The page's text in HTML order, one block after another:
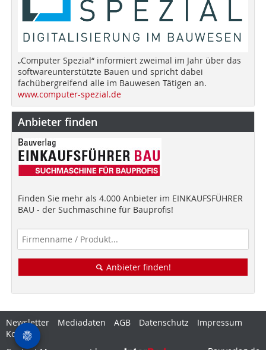
„Computer Spezial“ informiert zweimal im Jahr über das
softwareunterstützte Bauen und spricht dabei
fachübergreifend alle im Bauwesen Tätigen an.
www.computer-spezial.de
Anbieter finden
Finden Sie mehr als 4.000 Anbieter im EINKAUFSFÜHRER
BAU - der Suchmaschine für Bauprofis!
Anbieter finden!
Newsletter Mediadaten AGB Datenschutz
Impressum
Kontakt